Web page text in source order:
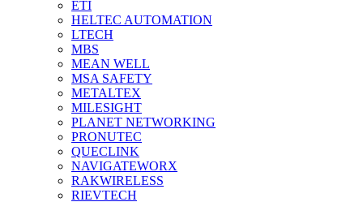
ETI
HELTEC AUTOMATION
LTECH
MBS
MEAN WELL
MSA SAFETY
METALTEX
MILESIGHT
PLANET NETWORKING
PRONUTEC
QUECLINK
NAVIGATEWORX
RAKWIRELESS
RIEVTECH